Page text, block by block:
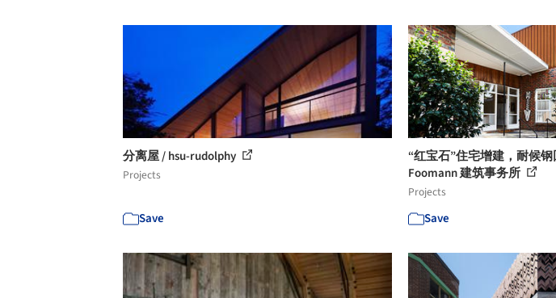
分离屋 / hsu-rudolphy
Projects
Save
“红宝石”住宅增建，耐候
Foomann 建筑事务所
Projects
Save